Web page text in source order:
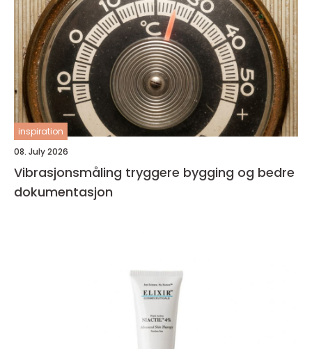
inspiration
08. July 2026
Vibrasjonsmåling tryggere bygging og bedre
dokumentasjon